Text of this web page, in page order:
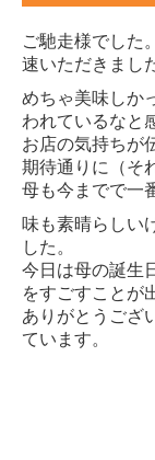
ご馳走様でした
速いただきまし
めちゃ美味しか
われているなと
お店の気持ちが
期待通りに（そ
母も今までで一
味も素晴らしい
した。
今日は母の誕生
をすごすことが
ありがとうござ
ています。